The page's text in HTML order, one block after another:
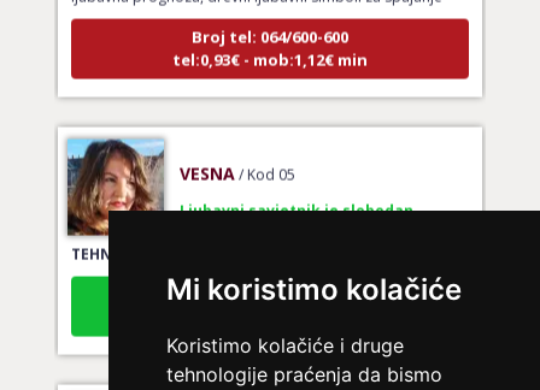
Mi koristimo kolačiće
Koristimo kolačiće i druge
tehnologije praćenja da bismo
Broj tel: 064/600-600
tel:0,93€ - mob:1,12€ min
VESNA / Kod 05
Ljubavni savjetnik je slobodan
TEHNIKE:
Broj tel: 064/600-600
tel:0,93€ - mob:1,12€ min